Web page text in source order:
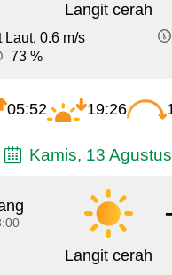
Langit cerah
Laut, 0.6 m/s
73 %
05:52 19:26
Kamis, 13
Langit cerah